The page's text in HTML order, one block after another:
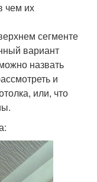
чем их
сегменте
вариант
назвать
и
или, что